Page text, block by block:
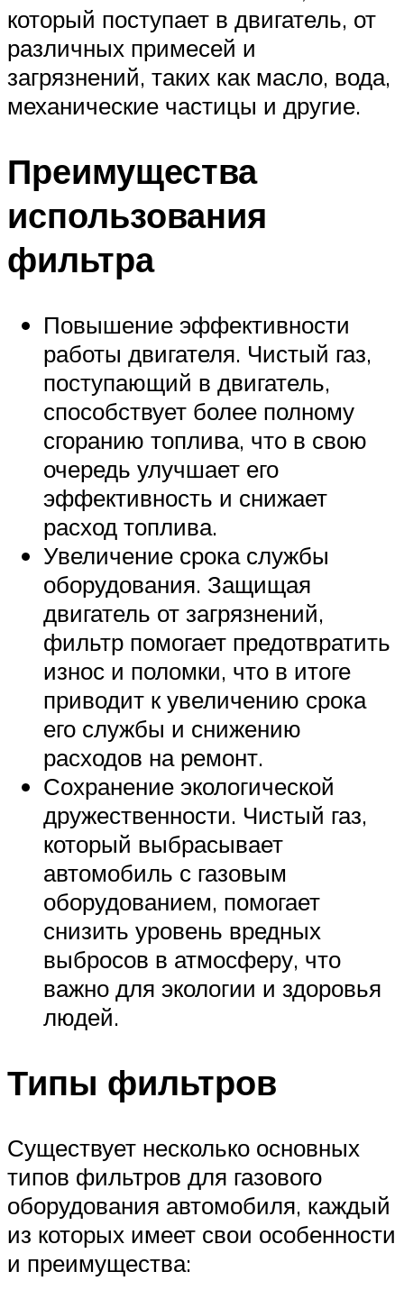
который поступает в двигатель, от
различных примесей и
загрязнений, таких как масло, вода,
механические частицы и другие.
Преимущества
использования
фильтра
Повышение эффективности
работы двигателя. Чистый газ,
поступающий в двигатель,
способствует более полному
сгоранию топлива, что в свою
очередь улучшает его
эффективность и снижает
расход топлива.
Увеличение срока службы
оборудования. Защищая
двигатель от загрязнений,
фильтр помогает предотвратить
износ и поломки, что в итоге
приводит к увеличению срока
его службы и снижению
расходов на ремонт.
Сохранение экологической
дружественности. Чистый газ,
который выбрасывает
автомобиль с газовым
оборудованием, помогает
снизить уровень вредных
выбросов в атмосферу, что
важно для экологии и здоровья
людей.
Типы фильтров
Существует несколько основных
типов фильтров для газового
оборудования автомобиля, каждый
из которых имеет свои особенности
и преимущества: